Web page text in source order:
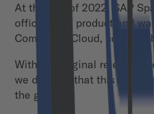
At the end of 2022, SAP
official SAP product and
Commerce Cloud,
With the original release of
we decided that this was a
the guide.